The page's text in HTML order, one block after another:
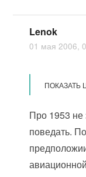
Lenok
01 мая 2006,
Про 1953 не
поведать.